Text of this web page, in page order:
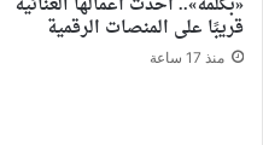
قريبًا على المنصات الرقمية
منذ 17 ساعة